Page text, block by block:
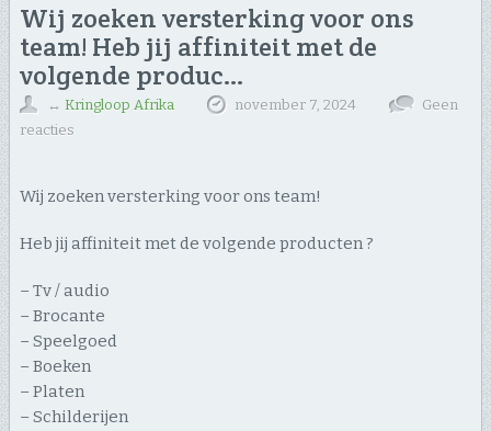
Wij zoeken versterking voor ons
team! Heb jij affiniteit met de
volgende produc…
↔ Kringloop Afrika november 7, 2024
Geen
reacties
Wij zoeken versterking voor ons team!
Heb jij affiniteit met de volgende producten ?
– Tv / audio
– Brocante
– Speelgoed
– Boeken
– Platen
– Schilderijen